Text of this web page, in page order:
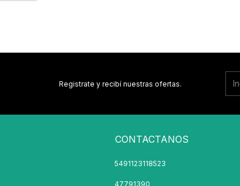
Registrate y recibí nuestras ofertas.
CONTACTANOS
5491123118523
47791390